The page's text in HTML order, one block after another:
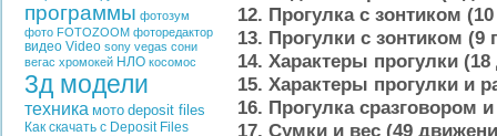
программы фотозум
фото FOTOZOOM фоторедактор
видео Video sony vegas сони
вегас хромокей НЛО косомос
3д модели
техника мото deposit files
Как скачать с Deposit Files
12. Прогулка с зонтиком
13. Прогулки с зонтиком (9
14. Характеры прогулки
15. Характеры прогулки и
16. Прогулка сразговором
17. Сумки и вес (49